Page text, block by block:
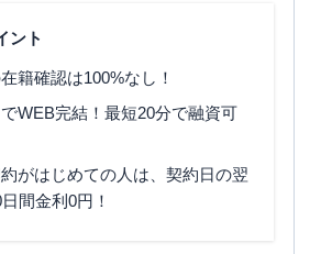
ント
籍確認は100%なし！
WEB完結！最短20分で融資可
がはじめての人は、契約日の翌
間金利0円！